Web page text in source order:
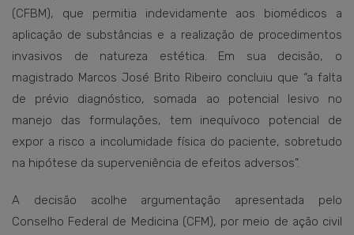
(CFBM), que permitia indevidamente aos biomédicos a
aplicação de substâncias e a realização de procedimentos
invasivos de natureza estética. Em sua decisão, o
magistrado Marcos José Brito Ribeiro concluiu que “a falta
de prévio diagnóstico, somada ao potencial lesivo no
manejo das formulações, tem inequívoco potencial de
expor a risco a incolumidade física do paciente, sobretudo
na hipótese da superveniência de efeitos adversos”.
A decisão acolhe argumentação apresentada pelo
Conselho Federal de Medicina (CFM), por meio de ação civil